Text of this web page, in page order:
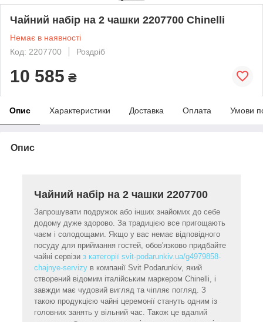
Чайний набір на 2 чашки 2207700 Chinelli
Немає в наявності
Код: 2207700
Роздріб
10 585 ₴
Опис Характеристики Доставка Оплата Умови
Опис
Чайний набір на 2 чашки 2207700
Запрошувати подружок або інших знайомих до себе
додому дуже здорово. За традицією все пригощають
чаєм і солодощами. Якщо у вас немає відповідного
посуду для приймання гостей, обов'язково придбайте
чайні сервізи з категорії svit-podarunkiv.ua/g4979858-
chajnye-servizy в компанії Svit Podarunkiv, який
створений відомим італійським маркером Chinelli, і
завжди має чудовий вигляд та чіпляє погляд. З
такою продукцією чайні церемонії стануть одним із
головних занять у вільний час. Також це вдалий